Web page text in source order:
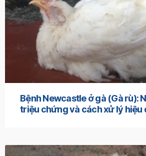
Bệnh Newcastle ở gà (Gà rù):
triệu chứng và cách xử lý hiệu